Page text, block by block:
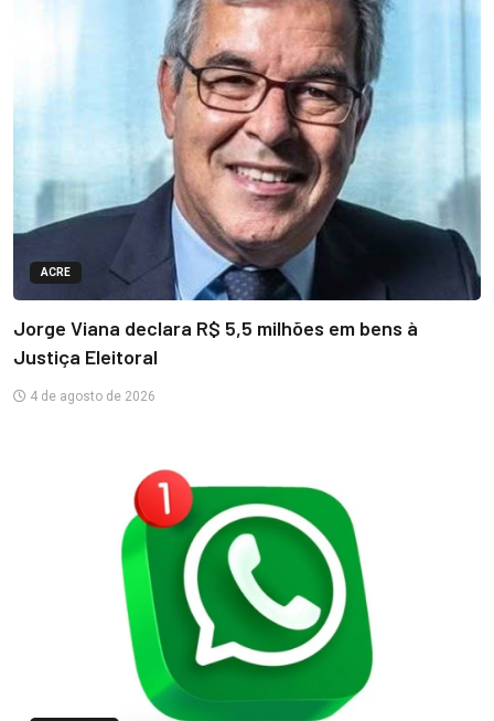
ACRE
Jorge Viana declara R$ 5,5 milhões em bens à
Justiça Eleitoral
4 de agosto de 2026